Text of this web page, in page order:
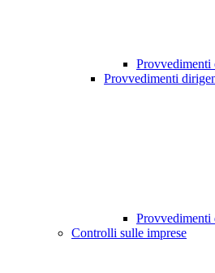
Provvedimenti
Provvedimenti
Controlli sulle imprese